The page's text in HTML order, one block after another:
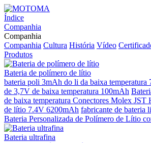
Índice
Companhia
Companhia
Companhia Cultura História Vídeo
Produtos
Bateria de polímero de lítio
bateria poli 3mAh do li da baixa temperatura
de 3,7V de baixa temperatura 100mAh
de baixa temperatura Conectores Molex JST
de lítio 7.4V 6200mAh fabricante de bateria
Bateria Personalizada de Polímero de Lítio
Bateria ultrafina